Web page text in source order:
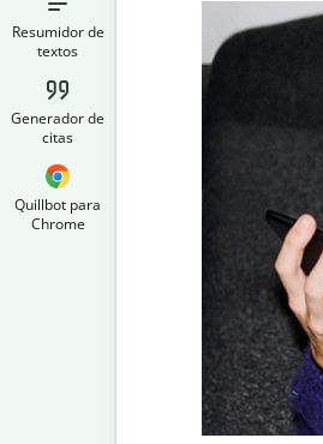
Resumidor de
textos
Generador de
citas
Quillbot para
Chrome